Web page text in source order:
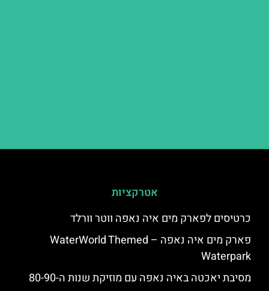
אטרקציות
כרטיסים לפארק מים איה נאפה ווטר וורלד
פארק מים איה נאפה – ‪‪WaterWorld Themed
Waterpark‬‬
מסיבת יאכטה באיה נאפה עם מוזיקת שנות ה-80-90